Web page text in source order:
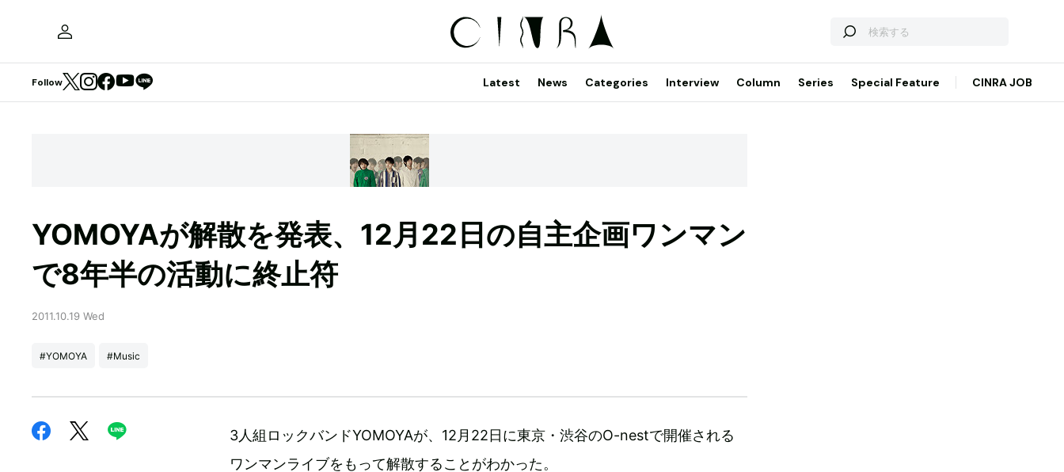
Follow Latest News Categories Interview Column Series Special Feature CINRA JOB
YOMOYAが解散を発表、12月22日の自主企画ワンマン
で8年半の活動に終止符
2011.10.19 Wed
#YOMOYA #Music
3人組ロックバンドYOMOYAが、12月22日に東京・渋谷のO-nestで開催される
ワンマンライブをもって解散することがわかった。